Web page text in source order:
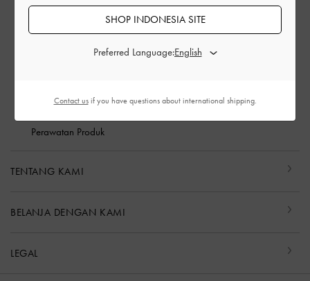
Waspada Penipuan
Privilege Membership
Pengembalian & Penukaran
Perawatan Produk
TENTANG KAMI
BELANJA DENGAN KAMI
LEGAL
SHOP INDONESIA SITE
Preferred Language:
Contact usif you have questions about international shipping.